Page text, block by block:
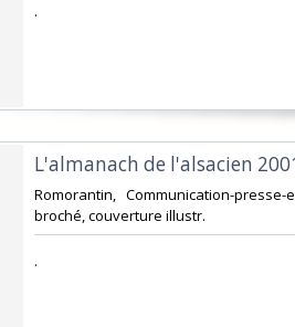
‎.‎
‎L'almanach de l'alsacien
‎Romorantin, Communication-
broché, couverture illustr.‎
‎.‎